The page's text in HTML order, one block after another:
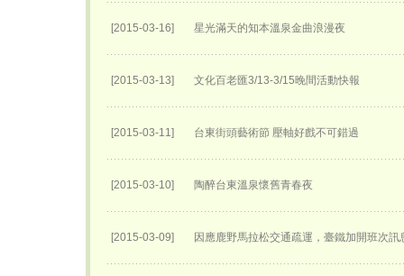
[2015-03-16] 星光滿天的知本溫泉金曲浪漫夜
[2015-03-13] 文化百老匯3/13-3/15晚間活動快報
[2015-03-11] 台東街頭藝術節 壓軸好戲不可錯過
[2015-03-10] 陶醉台東溫泉懷舊青春夜
[2015-03-09] 因應鹿野馬拉松交通疏運，臺鐵加開班次訊